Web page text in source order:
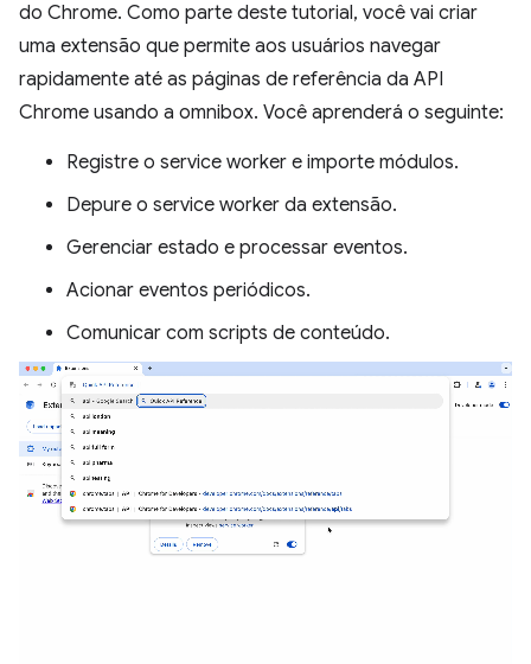
do Chrome. Como parte deste tutorial, você vai criar
uma extensão que permite aos usuários navegar
rapidamente até as páginas de referência da API
Chrome usando a omnibox. Você aprenderá o seguinte:
Registre o service worker e importe módulos.
Depure o service worker da extensão.
Gerenciar estado e processar eventos.
Acionar eventos periódicos.
Comunicar com scripts de conteúdo.